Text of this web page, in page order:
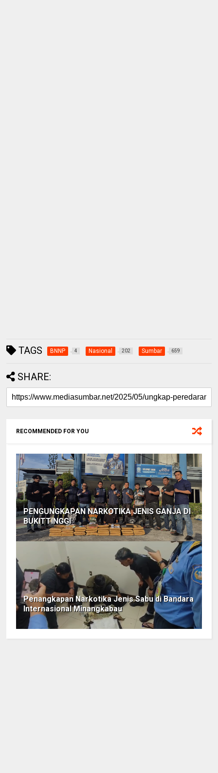
TAGS BNNP 4 Nasional 202 Sumbar 659
SHARE:
RECOMMENDED FOR YOU
PENGUNGKAPAN NARKOTIKA JENIS GANJA DI
BUKITTINGGI
Penangkapan Narkotika Jenis Sabu di Bandara
Internasional Minangkabau